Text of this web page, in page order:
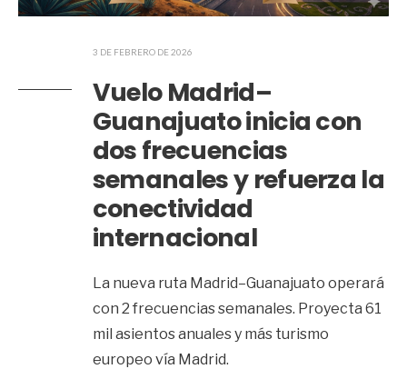
3 DE FEBRERO DE 2026
Vuelo Madrid–
Guanajuato inicia con
dos frecuencias
semanales y refuerza la
conectividad
internacional
La nueva ruta Madrid–Guanajuato operará
con 2 frecuencias semanales. Proyecta 61
mil asientos anuales y más turismo
europeo vía Madrid.